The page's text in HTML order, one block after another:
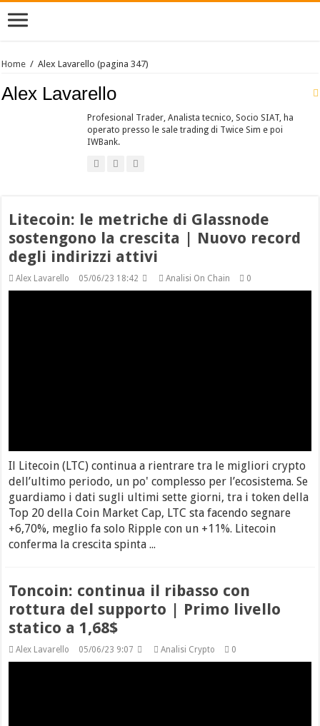
Home / Alex Lavarello (pagina 347)
Alex Lavarello
Profesional Trader, Analista tecnico, Socio SIAT, ha
operato presso le sale trading di Twice Sim e poi
IWBank.
Litecoin: le metriche di Glassnode
sostengono la crescita | Nuovo record
degli indirizzi attivi
Alex Lavarello 05/06/23 18:42 Analisi On Chain 0
Il Litecoin (LTC) continua a rientrare tra le migliori crypto
dell’ultimo periodo, un po' complesso per l’ecosistema. Se
guardiamo i dati sugli ultimi sette giorni, tra i token della
Top 20 della Coin Market Cap, LTC sta facendo segnare
+6,70%, meglio fa solo Ripple con un +11%. Litecoin
conferma la crescita spinta ...
Toncoin: continua il ribasso con
rottura del supporto | Primo livello
statico a 1,68$
Alex Lavarello 05/06/23 9:07 Analisi Crypto 0